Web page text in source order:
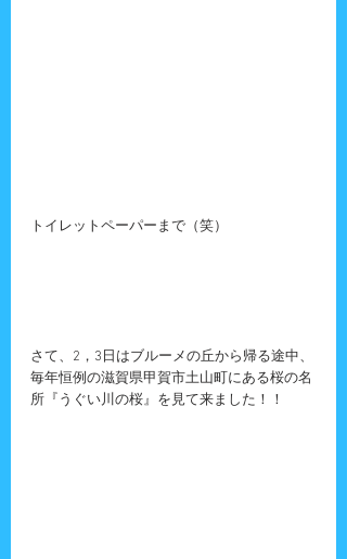
トイレットペーパーまで（笑）
さて、2，3日はブルーメの丘から帰る途中、
毎年恒例の滋賀県甲賀市土山町にある桜の名
所『うぐい川の桜』を見て来ました！！